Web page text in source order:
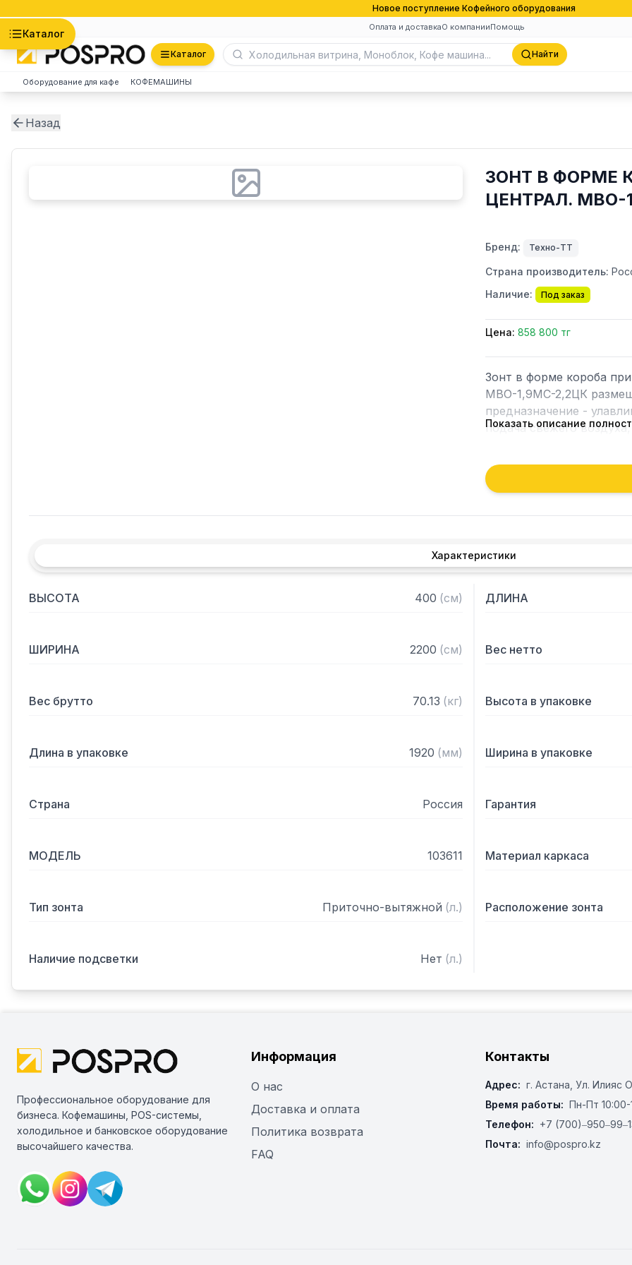
Новое поступление Кофейного оборудования
Оплата и доставкаО компанииПомощь
Каталог
Каталог Найти
Оборудование для кафе КОФЕМАШИНЫ
Назад
ЗОНТ В ФОРМЕ
ЦЕНТРАЛ. МВО-
Бренд: Техно-ТТ
Страна производитель:
Наличие:
Под заказ
Цена: 858 800 тг
Зонт в форме короба
МВО-1,9МС-2,2ЦК
предназначение -
подача свежего
Кроме того, зонт
которые в противном
утвари. Поэтому это
Особенности:
— Приточно-вытяжной
— С лабиринтными
Показать описание
Характеристики
ВЫСОТА 400 (см) ДЛИНА
ШИРИНА 2200 (см) Вес нетто
Вес брутто 70.13 (кг) Высота в упаковке
Длина в упаковке 1920 (мм) Ширина в упаковке
Страна Россия Гарантия
МОДЕЛЬ 103611 Материал каркаса
Тип зонта Приточно-вытяжной (л.) Расположение зонта
Наличие подсветки Нет (л.)
Профессиональное оборудование для
бизнеса. Кофемашины, POS-системы,
холодильное и банковское оборудование
высочайшего качества.
Информация
О нас
Доставка и оплата
Политика возврата
FAQ
Контакты
Адрес: г. Астана, ​Ул. Илияс
Время работы: Пн-Пт 10:00-
Телефон: +7
Почта: info@pospro.kz